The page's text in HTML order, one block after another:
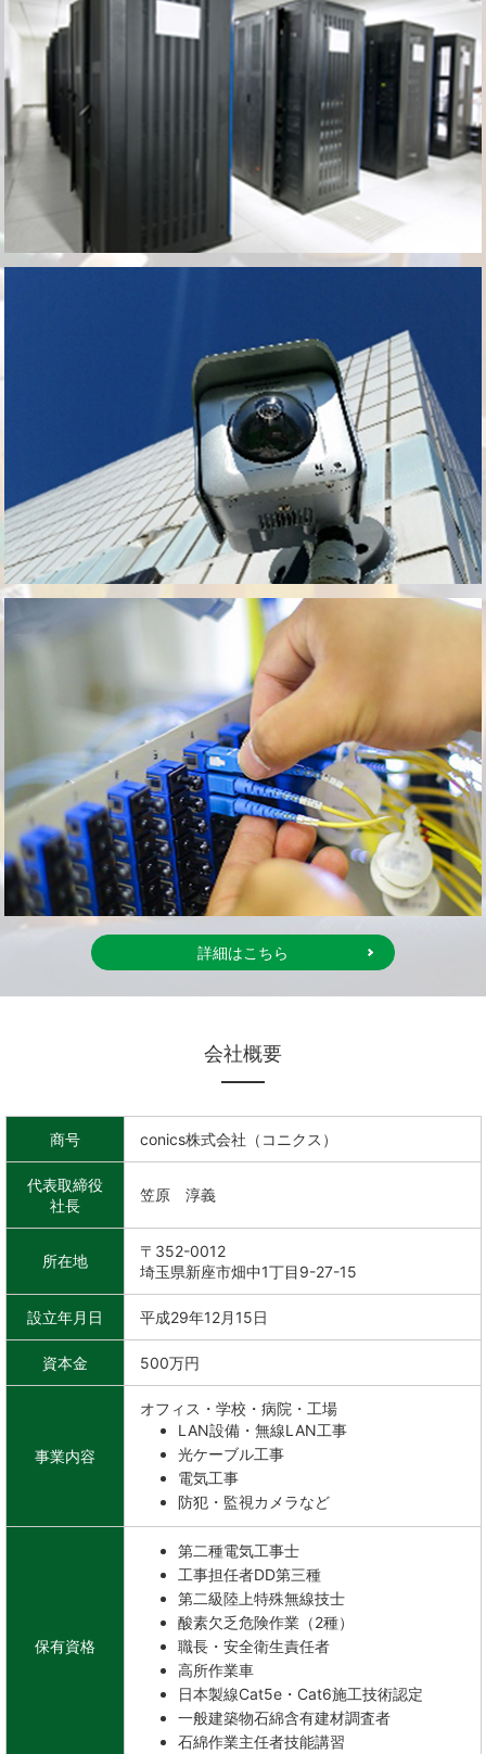
詳細はこちら
会社概要
商号 conics株式会社（コニクス）
代表取締役
社長
笠原 淳義
所在地
〒352-0012
埼玉県新座市畑中1丁目9-27-15
設立年月日 平成29年12月15日
資本金 500万円
事業内容
オフィス・学校・病院・工場
LAN設備・無線LAN工事
光ケーブル工事
電気工事
防犯・監視カメラなど
保有資格
第二種電気工事士
工事担任者DD第三種
第二級陸上特殊無線技士
酸素欠乏危険作業（2種）
職長・安全衛生責任者
高所作業車
日本製線Cat5e・Cat6施工技術認定
一般建築物石綿含有建材調査者
石綿作業主任者技能講習